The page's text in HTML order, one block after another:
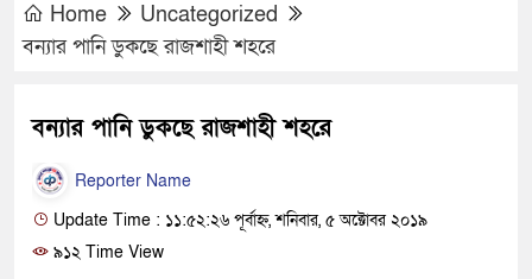
Home
Uncategorized
বন্যার পানি ডুকছে রাজশাহী শহরে
বন্যার পানি ডুকছে রাজশাহী শহরে
Reporter Name
Update Time : ১১:৫২:২৬ পূর্বাহ্ন, শনিবার, ৫ অক্টোবর ২০১৯
৯১২ Time View